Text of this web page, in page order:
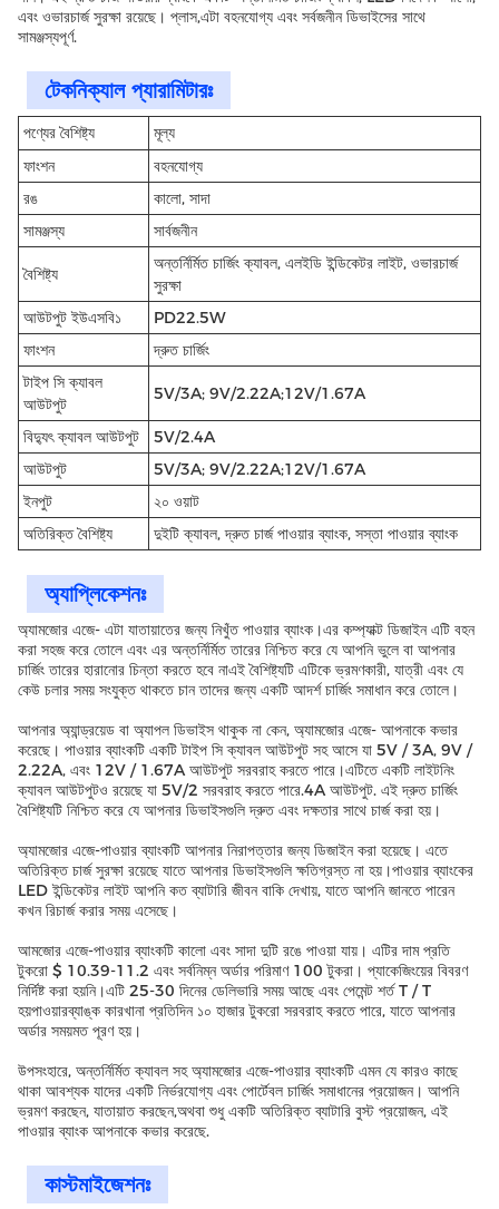
এবং ওভারচার্জ সুরক্ষা রয়েছে। প্লাস,এটা বহনযোগ্য এবং সর্বজনীন ডিভাইসের সাথে
সামঞ্জস্যপূর্ণ.
টেকনিক্যাল প্যারামিটারঃ
পণ্যের বৈশিষ্ট্য
মূল্য
ফাংশন
বহনযোগ্য
রঙ
কালো, সাদা
সামঞ্জস্য
সার্বজনীন
বৈশিষ্ট্য
অন্তর্নির্মিত চার্জিং ক্যাবল, এলইডি ইন্ডিকেটর লাইট, ওভারচার্জ
সুরক্ষা
আউটপুট ইউএসবি১
PD22.5W
ফাংশন
দ্রুত চার্জিং
টাইপ সি ক্যাবল
আউটপুট
5V/3A; 9V/2.22A;12V/1.67A
বিদ্যুৎ ক্যাবল আউটপুট
5V/2.4A
আউটপুট
5V/3A; 9V/2.22A;12V/1.67A
ইনপুট
২০ ওয়াট
অতিরিক্ত বৈশিষ্ট্য
দুইটি ক্যাবল, দ্রুত চার্জ পাওয়ার ব্যাংক, সস্তা পাওয়ার ব্যাংক
অ্যাপ্লিকেশনঃ
অ্যামজোর এজে- এটা যাতায়াতের জন্য নিখুঁত পাওয়ার ব্যাংক।এর কম্প্যাক্ট ডিজাইন এটি বহন
করা সহজ করে তোলে এবং এর অন্তর্নির্মিত তারের নিশ্চিত করে যে আপনি ভুলে বা আপনার
চার্জিং তারের হারানোর চিন্তা করতে হবে নাএই বৈশিষ্ট্যটি এটিকে ভ্রমণকারী, যাত্রী এবং যে
কেউ চলার সময় সংযুক্ত থাকতে চান তাদের জন্য একটি আদর্শ চার্জিং সমাধান করে তোলে।
আপনার অ্যান্ড্রয়েড বা অ্যাপল ডিভাইস থাকুক না কেন, অ্যামজোর এজে- আপনাকে কভার
করেছে। পাওয়ার ব্যাংকটি একটি টাইপ সি ক্যাবল আউটপুট সহ আসে যা 5V / 3A, 9V /
2.22A, এবং 12V / 1.67A আউটপুট সরবরাহ করতে পারে।এটিতে একটি লাইটনিং
ক্যাবল আউটপুটও রয়েছে যা 5V/2 সরবরাহ করতে পারে.4A আউটপুট. এই দ্রুত চার্জিং
বৈশিষ্ট্যটি নিশ্চিত করে যে আপনার ডিভাইসগুলি দ্রুত এবং দক্ষতার সাথে চার্জ করা হয়।
অ্যামজোর এজে-পাওয়ার ব্যাংকটি আপনার নিরাপত্তার জন্য ডিজাইন করা হয়েছে। এতে
অতিরিক্ত চার্জ সুরক্ষা রয়েছে যাতে আপনার ডিভাইসগুলি ক্ষতিগ্রস্ত না হয়।পাওয়ার ব্যাংকের
LED ইন্ডিকেটর লাইট আপনি কত ব্যাটারি জীবন বাকি দেখায়, যাতে আপনি জানতে পারেন
কখন রিচার্জ করার সময় এসেছে।
আমজোর এজে-পাওয়ার ব্যাংকটি কালো এবং সাদা দুটি রঙে পাওয়া যায়। এটির দাম প্রতি
টুকরো $ 10.39-11.2 এবং সর্বনিম্ন অর্ডার পরিমাণ 100 টুকরা। প্যাকেজিংয়ের বিবরণ
নির্দিষ্ট করা হয়নি।এটি 25-30 দিনের ডেলিভারি সময় আছে এবং পেমেন্ট শর্ত T / T
হয়পাওয়ারব্যাঙ্ক কারখানা প্রতিদিন ১০ হাজার টুকরো সরবরাহ করতে পারে, যাতে আপনার
অর্ডার সময়মত পূরণ হয়।
উপসংহারে, অন্তর্নির্মিত ক্যাবল সহ অ্যামজোর এজে-পাওয়ার ব্যাংকটি এমন যে কারও কাছে
থাকা আবশ্যক যাদের একটি নির্ভরযোগ্য এবং পোর্টেবল চার্জিং সমাধানের প্রয়োজন। আপনি
ভ্রমণ করছেন, যাতায়াত করছেন,অথবা শুধু একটি অতিরিক্ত ব্যাটারি বুস্ট প্রয়োজন, এই
পাওয়ার ব্যাংক আপনাকে কভার করেছে.
কাস্টমাইজেশনঃ